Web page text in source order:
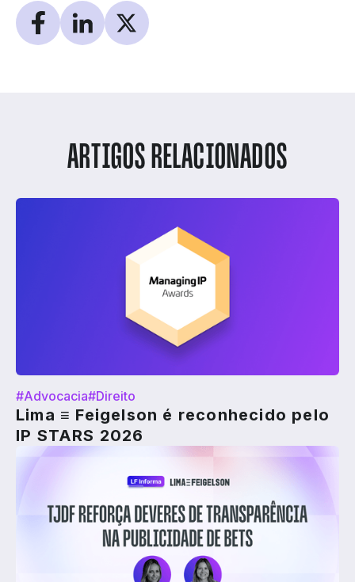
ARTIGOS RELACIONADOS
#Advocacia#Direito
Lima ≡ Feigelson é reconhecido pelo
IP STARS 2026